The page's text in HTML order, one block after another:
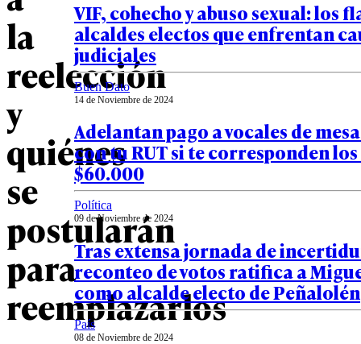
la
reelección
y
quiénes
se
postularán
para
reemplazarlos
VIF, cohecho y abuso sexual: los
alcaldes electos que enfrentan
judiciales
Buen Dato
14 de Noviembre de 2024
Adelantan pago a vocales de
con tu RUT si te corresponden
$60.000
Política
09 de Noviembre de 2024
Tras extensa jornada de
reconteo de votos ratifica a
como alcalde electo de Peñalolén
País
08 de Noviembre de 2024